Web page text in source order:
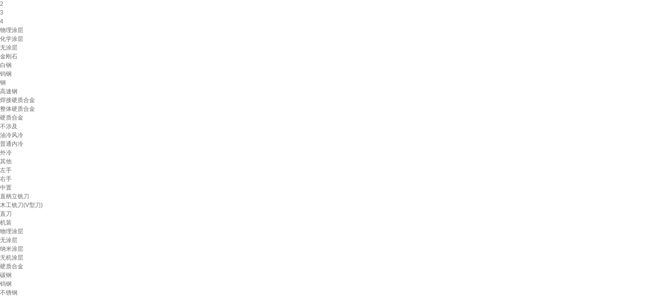
2
3
4
物理涂层
化学涂层
无涂层
金刚石
白钢
钨钢
钢
高速钢
焊接硬质合金
整体硬质合金
硬质合金
不涉及
油冷风冷
普通内冷
外冷
其他
左手
右手
中置
直柄立铣刀
木工铣刀(V型刀)
直刀
机装
物理涂层
无涂层
纳米涂层
无机涂层
硬质合金
碳钢
钨钢
不锈钢